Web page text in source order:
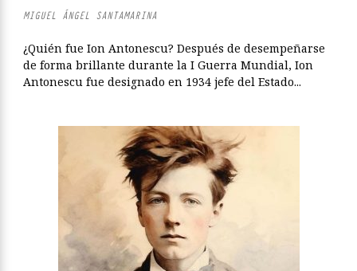
MIGUEL ÁNGEL SANTAMARINA
¿Quién fue Ion Antonescu? Después de desempeñarse
de forma brillante durante la I Guerra Mundial, Ion
Antonescu fue designado en 1934 jefe del Estado...